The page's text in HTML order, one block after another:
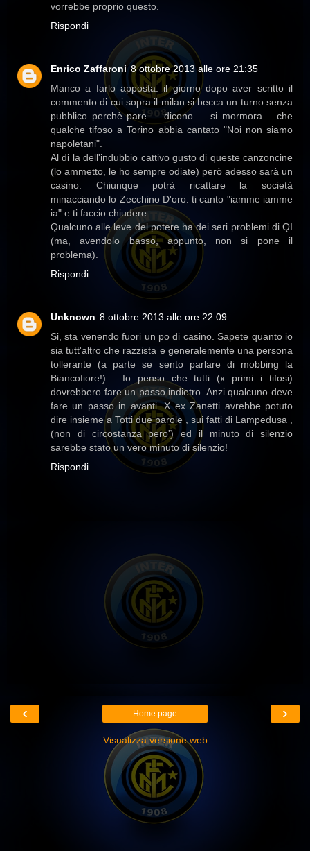
vorrebbe proprio questo.
Rispondi
Enrico Zaffaroni 8 ottobre 2013 alle ore 21:35
Manco a farlo apposta: il giorno dopo aver scritto il
commento di cui sopra il milan si becca un turno senza
pubblico perchè pare ... dicono ... si mormora .. che
qualche tifoso a Torino abbia cantato "Noi non siamo
napoletani".
Al di la dell'indubbio cattivo gusto di queste canzoncine
(lo ammetto, le ho sempre odiate) però adesso sarà un
casino. Chiunque potrà ricattare la società
minacciando lo Zecchino D'oro: ti canto "iamme iamme
ia" e ti faccio chiudere.
Qualcuno alle leve del potere ha dei seri problemi di QI
(ma, avendolo basso, appunto, non si pone il
problema).
Rispondi
Unknown 8 ottobre 2013 alle ore 22:09
Si, sta venendo fuori un po di casino. Sapete quanto io
sia tutt'altro che razzista e generalemente una persona
tollerante (a parte se sento parlare di mobbing la
Biancofiore!) . Io penso che tutti (x primi i tifosi)
dovrebbero fare un passo indietro. Anzi qualcuno deve
fare un passo in avanti. X ex Zanetti avrebbe potuto
dire insieme a Totti due parole , sui fatti di Lampedusa ,
(non di circostanza pero') ed il minuto di silenzio
sarebbe stato un vero minuto di silenzio!
Rispondi
‹ ›
Home page
Visualizza versione web